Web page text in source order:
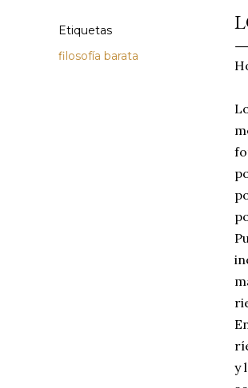
Etiquetas
filosofía barata
y